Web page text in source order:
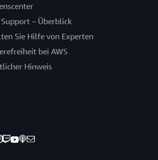
Support – Überblick
Sie Hilfe von Experten
bei AWS
Hinweis